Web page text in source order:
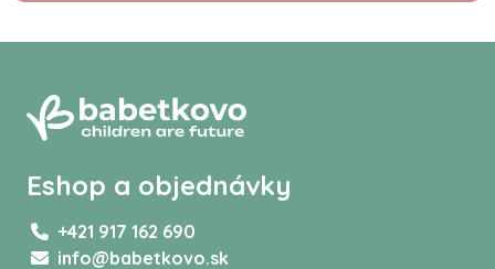
Eshop a objednávky
+421 917 162 690
info@babetkovo.sk